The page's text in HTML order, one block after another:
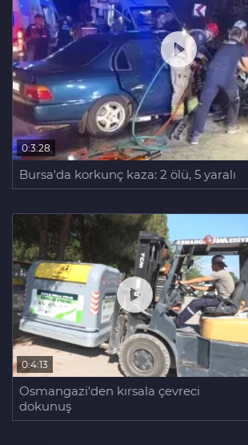
0:3:28
Bursa'da korkunç kaza: 2 ölü, 5 yaralı
0:4:13
Osmangazi'den kırsala çevreci
dokunuş